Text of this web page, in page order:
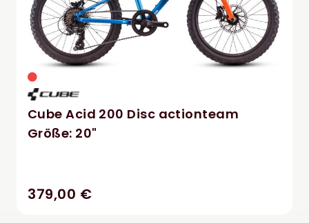
Cube Acid 200 Disc actionteam
Größe: 20"
379,00 €